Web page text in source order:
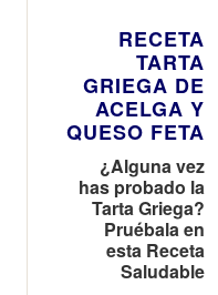
RECETA
TARTA
GRIEGA DE
ACELGA Y
QUESO FETA
¿Alguna vez
has probado la
Tarta Griega?
Pruébala en
esta Receta
Saludable